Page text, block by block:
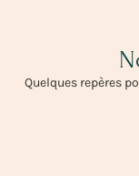
Quelques repères